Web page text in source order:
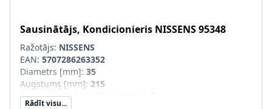
Sausinātājs, Kondicionieris NISSENS95348
Ražotājs: NISSENS
EAN: 5707286263352
Diametrs [mm]: 35
Augstums [mm]: 215
Dzesējošā viela
Rādīt visu...